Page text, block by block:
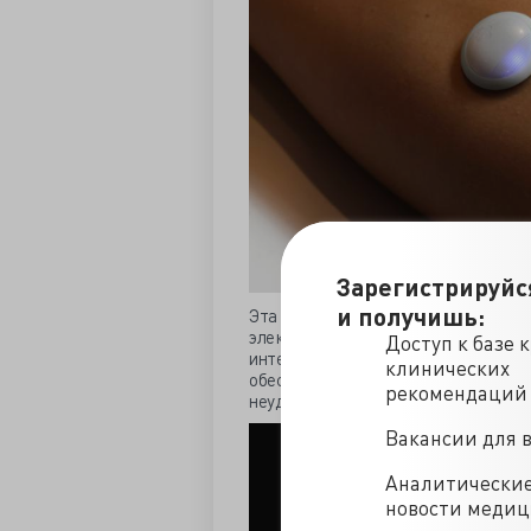
и получишь:
Доступ к базе
клинических
рекомендаций
Вакансии для
новости
Эта технология использует
электрохимическими датчиками.
интерстициальную жидкость,
обеспечивая измерение уровня
неудобств, характерных для